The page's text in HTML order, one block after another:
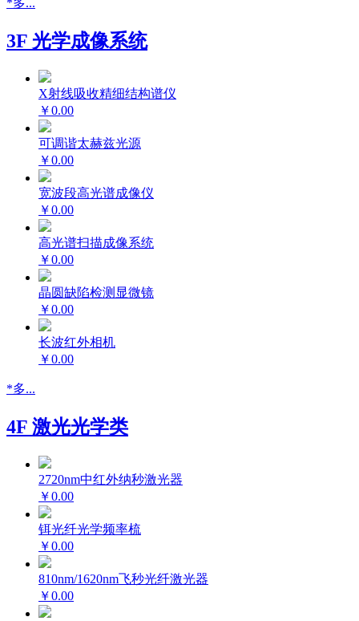
*多...
3F 光学成像系统
X射线吸收精细结构谱仪
￥0.00
可调谐太赫兹光源
￥0.00
宽波段高光谱成像仪
￥0.00
高光谱扫描成像系统
￥0.00
晶圆缺陷检测显微镜
￥0.00
长波红外相机
￥0.00
*多...
4F 激光光学类
2720nm中红外纳秒激光器
￥0.00
铒光纤光学频率梳
￥0.00
810nm/1620nm飞秒光纤激光器
￥0.00